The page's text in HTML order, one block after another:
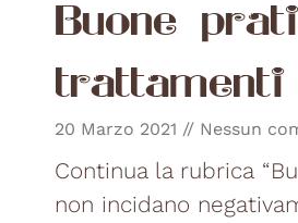
Buone
20 Marzo 2021 Nessun
Continua la rubrica
non incidano